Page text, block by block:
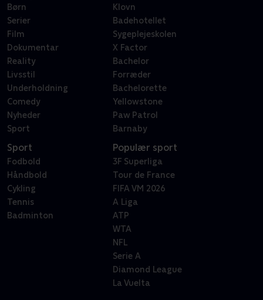
Børn
Serier
Film
Dokumentar
Reality
Livsstil
Underholdning
Comedy
Nyheder
Sport
Klovn
Badehotellet
Sygeplejeskolen
X Factor
Bachelor
Forræder
Bachelorette
Yellowstone
Paw Patrol
Barnaby
Sport
Fodbold
Håndbold
Cykling
Tennis
Badminton
Populær sport
3F Superliga
Tour de France
FIFA VM 2026
A Liga
ATP
WTA
NFL
Serie A
Diamond League
La Vuelta